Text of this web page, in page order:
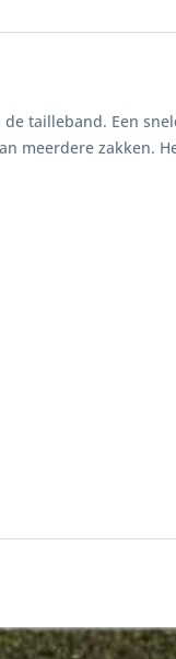
tailleband. Een
meerdere zakken.